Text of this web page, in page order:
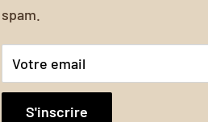
spam.
Votre email
S'inscrire